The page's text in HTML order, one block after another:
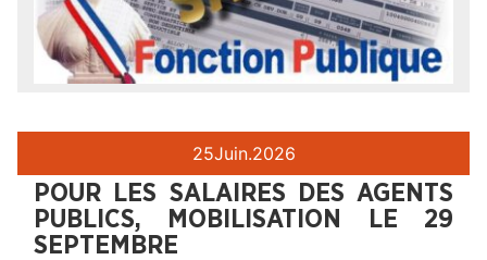
25Juin.2026
POUR LES SALAIRES DES AGENTS
PUBLICS, MOBILISATION LE 29
SEPTEMBRE